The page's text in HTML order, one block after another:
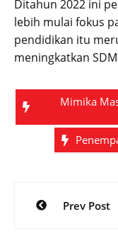
Ditahun 2022 ini
lebih mulai fokus
pendidikan itu
meningkatkan
Mimika
Post
navigation
Prev Post